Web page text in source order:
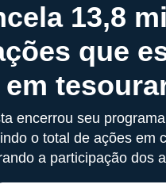
13,8
que
em
encerrou seu
o total de ações em
a participação dos